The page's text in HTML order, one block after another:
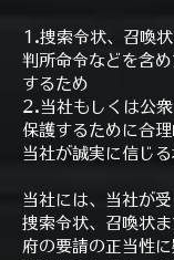
1.捜索令状、召喚
判所命令などを含
するため
2.当社もしくは公
保護するために合
当社が誠実に信じ
当社には、当社が
捜索令状、召喚状
府の要請の正当性